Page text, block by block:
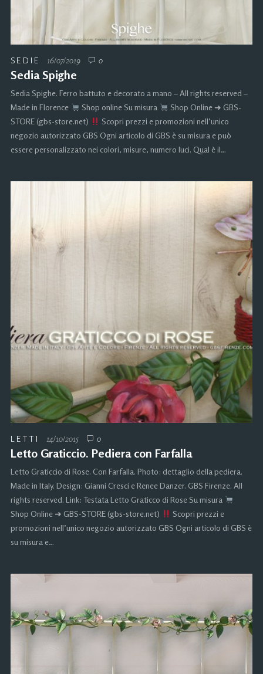
SEDIE 16/07/2019 0
Sedia Spighe
Sedia Spighe. Ferro battuto e decorato a mano – All rights reserved –
Made in Florence
Shop online Su misura
Shop Online ➜ GBS-
STORE (gbs-store.net)
Scopri prezzi e promozioni nell’unico
negozio autorizzato GBS Ogni articolo di GBS è su misura e può
essere personalizzato nei colori, misure, numero luci. Qual è il…
LETTI 14/10/2015 0
Letto Graticcio. Pediera con Farfalla
Letto Graticcio di Rose. Con Farfalla. Photo: dettaglio della pediera.
Made in Italy. Design: Gianni Cresci e Renee Danzer. GBS Firenze. All
rights reserved. Link: Testata Letto Graticco di Rose Su misura
Shop Online ➜ GBS-STORE (gbs-store.net)
Scopri prezzi e
promozioni nell’unico negozio autorizzato GBS Ogni articolo di GBS è
su misura e…